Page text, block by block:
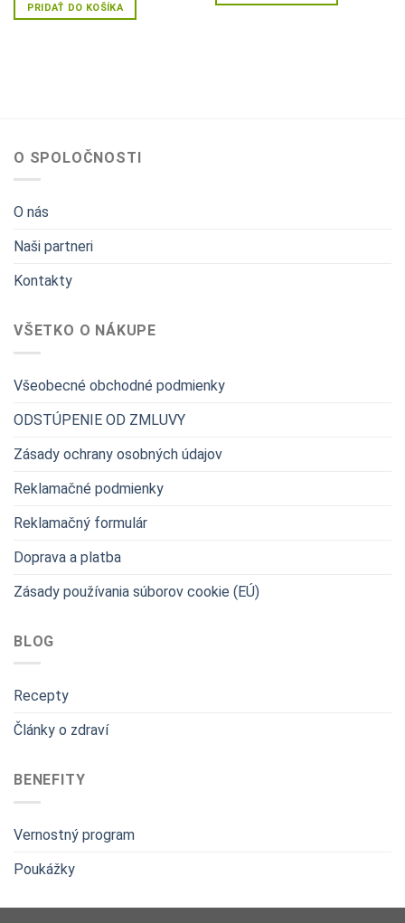
PRIDAŤ DO KOŠÍKA
O SPOLOČNOSTI
O nás
Naši partneri
Kontakty
VŠETKO O NÁKUPE
Všeobecné obchodné podmienky
ODSTÚPENIE OD ZMLUVY
Zásady ochrany osobných údajov
Reklamačné podmienky
Reklamačný formulár
Doprava a platba
Zásady používania súborov cookie (EÚ)
BLOG
Recepty
Články o zdraví
BENEFITY
Vernostný program
Poukážky